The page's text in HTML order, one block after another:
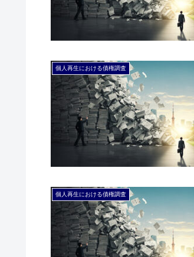
個人再生における債権調査
個人再生における債権調査